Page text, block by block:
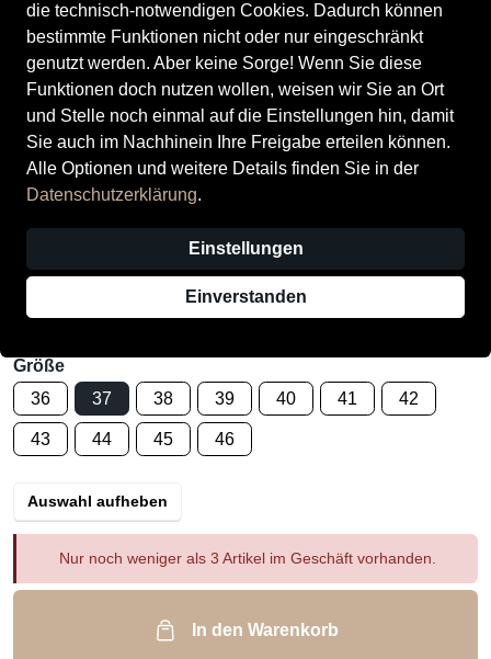
die technisch-notwendigen Cookies. Dadurch können
bestimmte Funktionen nicht oder nur eingeschränkt
genutzt werden. Aber keine Sorge! Wenn Sie diese
Funktionen doch nutzen wollen, weisen wir Sie an Ort
und Stelle noch einmal auf die Einstellungen hin, damit
Sie auch im Nachhinein Ihre Freigabe erteilen können.
Alle Optionen und weitere Details finden Sie in der
Datenschutzerklärung.
Einstellungen
Einverstanden
Gabor Damenschuhe Klassische
Pantoletten dark blue
Preis
69,95 €
zzgl. Versandkosten
Letzter niedrigster Preis:71,96 €−3%
Verkauf durchSchuh Palast (Voerde)
Größe
36
37 38 39 40 41 42
43 44 45 46
Auswahl aufheben
Nur noch weniger als 3 Artikel im Geschäft vorhanden.
In den Warenkorb